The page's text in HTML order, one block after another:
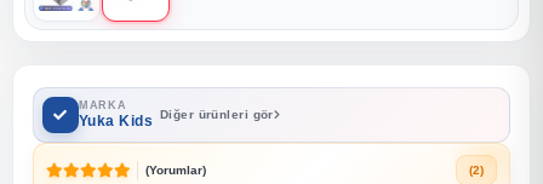
MARKA
Yuka Kids Diğer ürünleri gör
(Yorumlar) (2)